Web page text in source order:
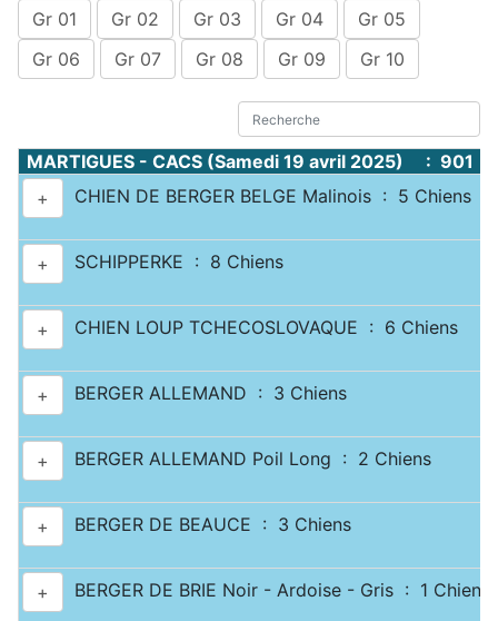
Gr 01 Gr 02 Gr 03 Gr 04
Gr 05
Gr 06
Gr 07 Gr 08 Gr 09 Gr 10
MARTIGUES - CACS (Samedi 19 avril 2025) : 901
+
CHIEN DE BERGER BELGE Malinois : 5 Chiens
+ SCHIPPERKE : 8 Chiens
+ CHIEN LOUP TCHECOSLOVAQUE : 6 Chiens
+ BERGER ALLEMAND : 3 Chiens
+ BERGER ALLEMAND Poil Long : 2 Chiens
+ BERGER DE BEAUCE : 3 Chiens
+ BERGER DE BRIE Noir - Ardoise - Gris : 1 Chiens